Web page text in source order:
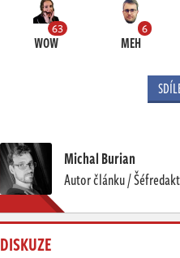
63
WOW
6
MEH
Michal Burian
Autor článku /
DISKUZE